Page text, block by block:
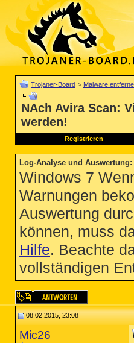
Trojaner-Board > Malware
NAch Avira Scan:
werden!
Registrieren
Log-Analyse und Auswertung:
Windows 7
Warnungen
Auswertung
können, muss
Hilfe. Beachte
vollständigen
08.02.2015, 23:08
Mic26